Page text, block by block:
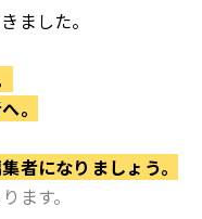
ました。
。
者になりましょう。
ます。